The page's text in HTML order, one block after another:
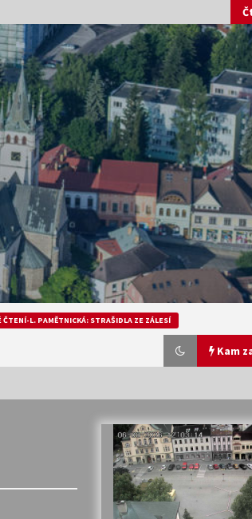
ČTENÍ-L. PAMĚTNICKÁ: STRAŠIDLA ZE ZÁLESÍ
Kam
Veselí muzikanti
30. 7. 2026
Votavžatský